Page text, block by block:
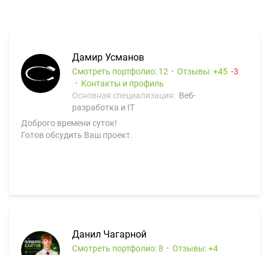
Дамир Усманов
Смотреть портфолио: 12 Отзывы: 45
3
Контакты и профиль
Основная специализация: Веб-
разработка и IT
Доброго времени суток!
Готов обсудить Ваш проект.
Данил Чагарной
Смотреть портфолио: 8 Отзывы:
4